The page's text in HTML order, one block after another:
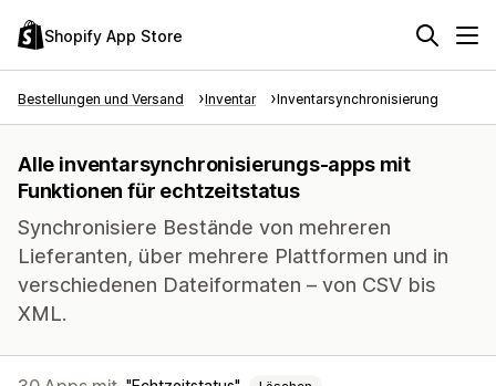
Shopify App Store
Bestellungen und Versand Inventar Inventarsynchronisierung
Alle inventarsynchronisierungs-apps mit
Funktionen für echtzeitstatus
Synchronisiere Bestände von mehreren
Lieferanten, über mehrere Plattformen und in
verschiedenen Dateiformaten – von CSV bis
XML.